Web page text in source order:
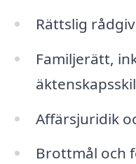
Rättslig
Familjerätt,
Affärsjuridik
Brottmål och